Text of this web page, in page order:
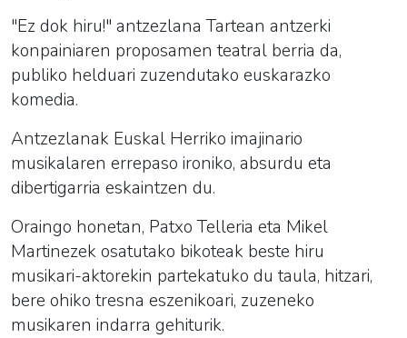
"Ez dok hiru!" antzezlana Tartean antzerki
konpainiaren proposamen teatral berria da,
publiko helduari zuzendutako euskarazko
komedia.
Antzezlanak Euskal Herriko imajinario
musikalaren errepaso ironiko, absurdu eta
dibertigarria eskaintzen du.
Oraingo honetan, Patxo Telleria eta Mikel
Martinezek osatutako bikoteak beste hiru
musikari-aktorekin partekatuko du taula, hitzari,
bere ohiko tresna eszenikoari, zuzeneko
musikaren indarra gehiturik.